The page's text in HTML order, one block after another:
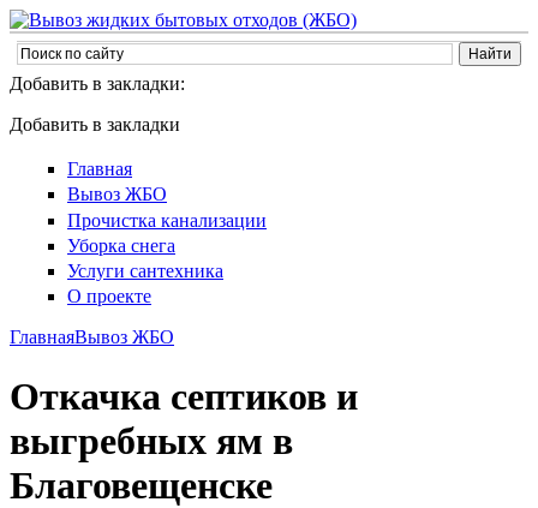
Добавить в закладки:
Добавить в закладки
Главная
Вывоз ЖБО
Прочистка канализации
Уборка снега
Услуги сантехника
О проекте
ГлавнаяВывоз ЖБО
Откачка септиков и
выгребных ям в
Благовещенске